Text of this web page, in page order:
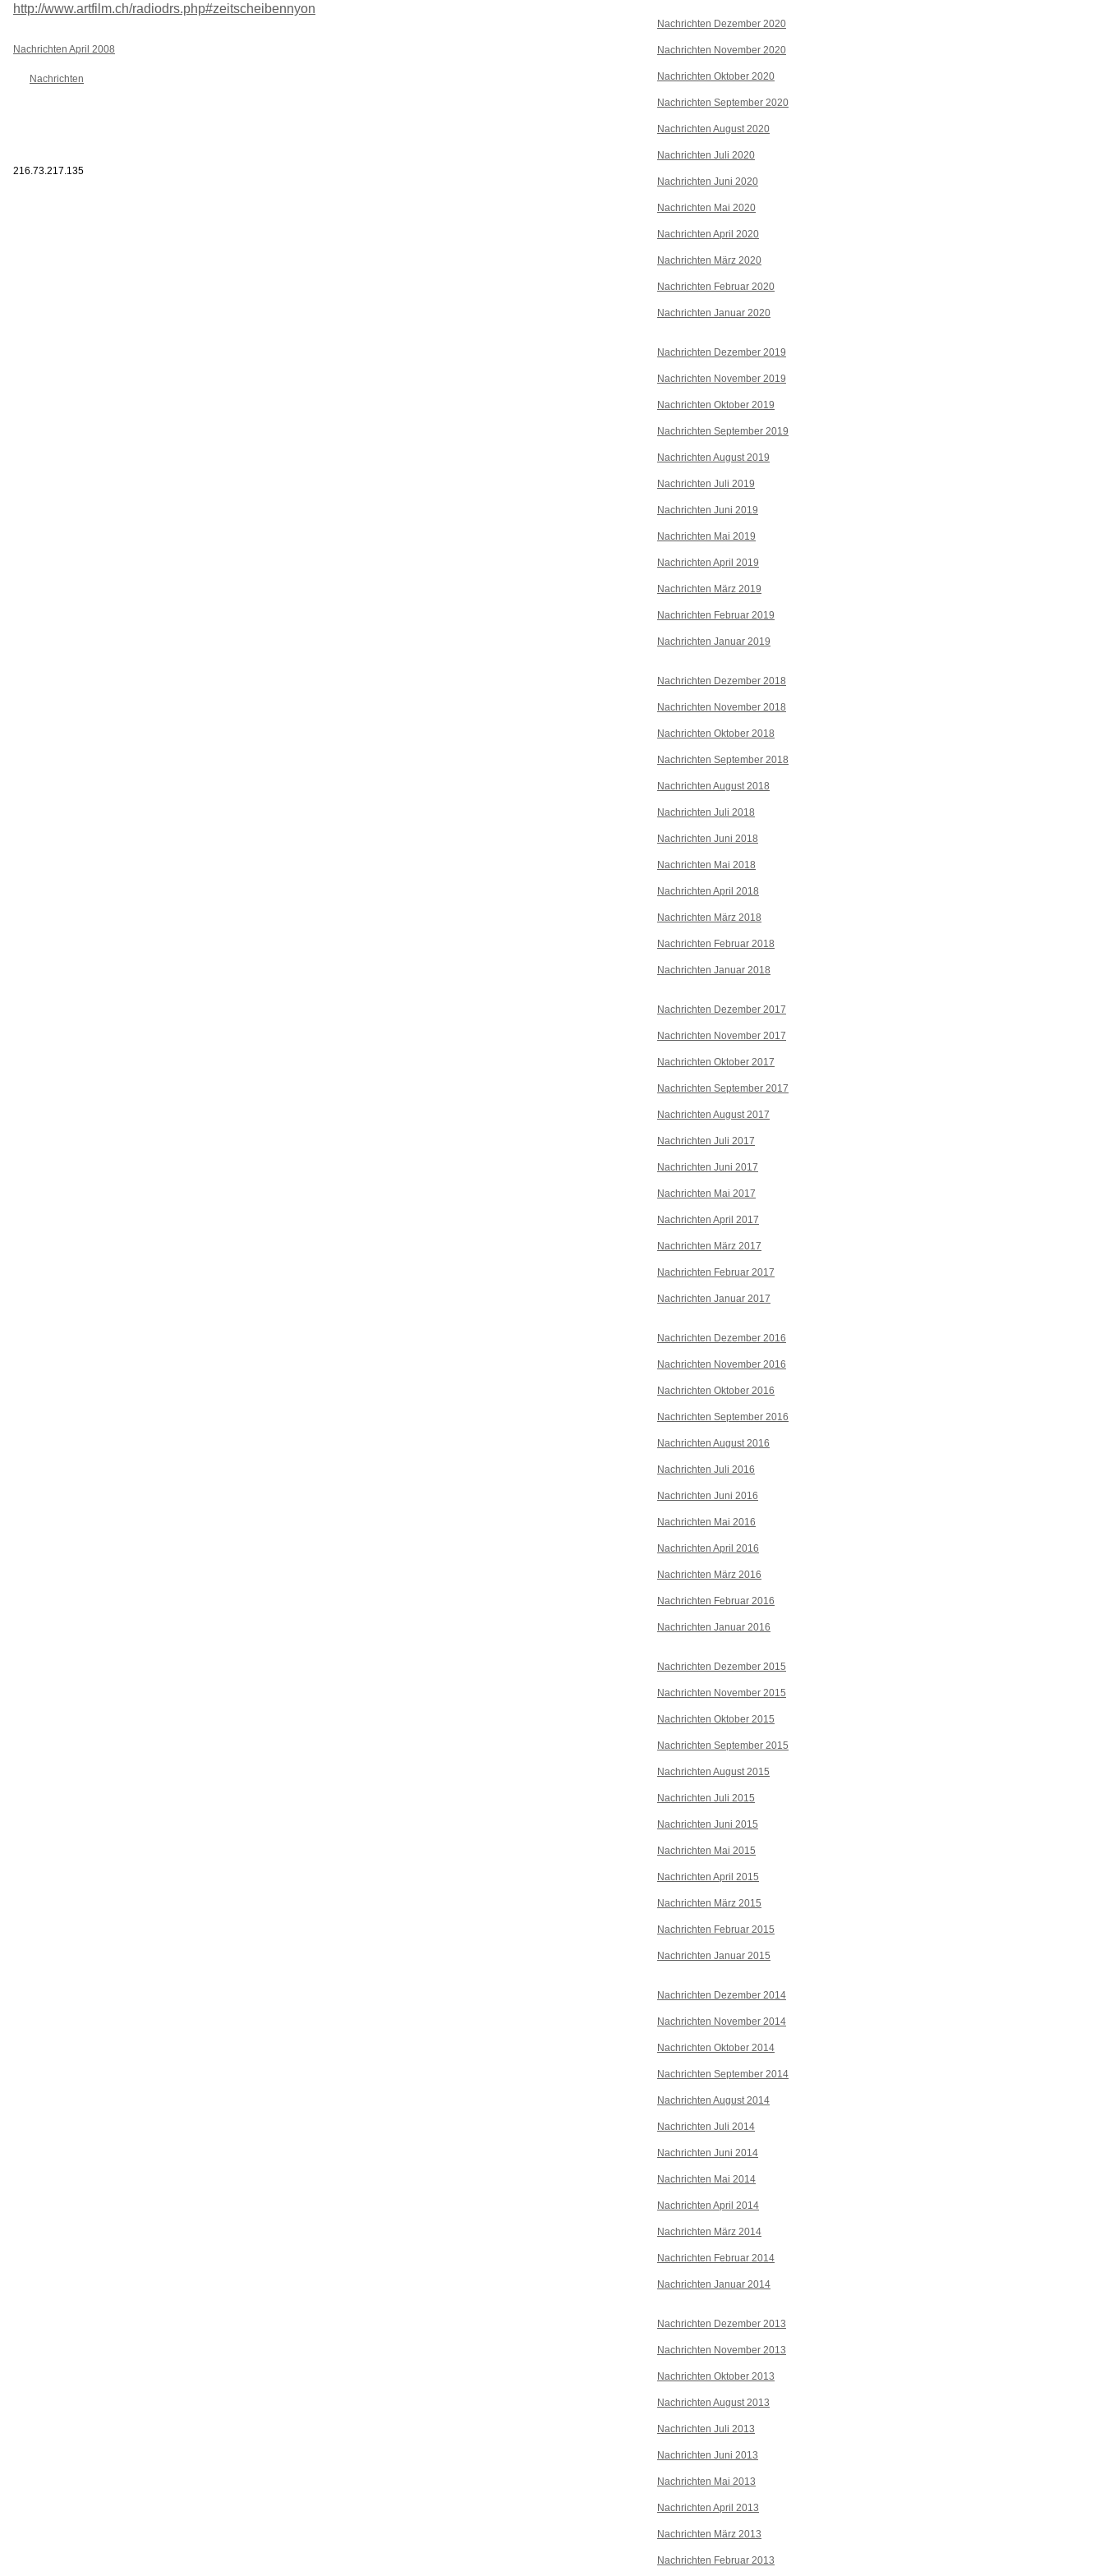
Nachrichten Dezember 2020
Nachrichten November 2020
Nachrichten Oktober 2020
Nachrichten September 2020
Nachrichten August 2020
Nachrichten Juli 2020
Nachrichten Juni 2020
Nachrichten Mai 2020
Nachrichten April 2020
Nachrichten März 2020
Nachrichten Februar 2020
Nachrichten Januar 2020
Nachrichten Dezember 2019
Nachrichten November 2019
Nachrichten Oktober 2019
Nachrichten September 2019
Nachrichten August 2019
Nachrichten Juli 2019
Nachrichten Juni 2019
Nachrichten Mai 2019
Nachrichten April 2019
Nachrichten März 2019
Nachrichten Februar 2019
Nachrichten Januar 2019
Nachrichten Dezember 2018
Nachrichten November 2018
Nachrichten Oktober 2018
Nachrichten September 2018
Nachrichten August 2018
Nachrichten Juli 2018
Nachrichten Juni 2018
Nachrichten Mai 2018
Nachrichten April 2018
Nachrichten März 2018
Nachrichten Februar 2018
Nachrichten Januar 2018
Nachrichten Dezember 2017
Nachrichten November 2017
Nachrichten Oktober 2017
Nachrichten September 2017
Nachrichten August 2017
Nachrichten Juli 2017
Nachrichten Juni 2017
Nachrichten Mai 2017
Nachrichten April 2017
Nachrichten März 2017
Nachrichten Februar 2017
Nachrichten Januar 2017
Nachrichten Dezember 2016
Nachrichten November 2016
Nachrichten Oktober 2016
Nachrichten September 2016
Nachrichten August 2016
Nachrichten Juli 2016
Nachrichten Juni 2016
Nachrichten Mai 2016
Nachrichten April 2016
Nachrichten März 2016
Nachrichten Februar 2016
Nachrichten Januar 2016
Nachrichten Dezember 2015
Nachrichten November 2015
Nachrichten Oktober 2015
Nachrichten September 2015
Nachrichten August 2015
Nachrichten Juli 2015
Nachrichten Juni 2015
Nachrichten Mai 2015
Nachrichten April 2015
Nachrichten März 2015
Nachrichten Februar 2015
Nachrichten Januar 2015
Nachrichten Dezember 2014
Nachrichten November 2014
Nachrichten Oktober 2014
Nachrichten September 2014
Nachrichten August 2014
Nachrichten Juli 2014
Nachrichten Juni 2014
Nachrichten Mai 2014
Nachrichten April 2014
Nachrichten März 2014
Nachrichten Februar 2014
Nachrichten Januar 2014
Nachrichten Dezember 2013
Nachrichten November 2013
Nachrichten Oktober 2013
Nachrichten August 2013
Nachrichten Juli 2013
Nachrichten Juni 2013
Nachrichten Mai 2013
Nachrichten April 2013
Nachrichten März 2013
Nachrichten Februar 2013
http://www.artfilm.ch/radiodrs.php#zeitscheibennyon
Nachrichten April 2008
Nachrichten
216.73.217.135